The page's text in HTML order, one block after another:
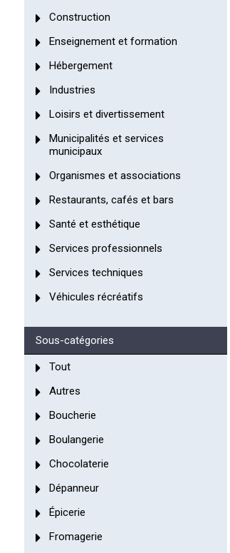
Construction
Enseignement et formation
Hébergement
Industries
Loisirs et divertissement
Municipalités et services
municipaux
Organismes et associations
Restaurants, cafés et bars
Santé et esthétique
Services professionnels
Services techniques
Véhicules récréatifs
Sous-catégories
Tout
Autres
Boucherie
Boulangerie
Chocolaterie
Dépanneur
Épicerie
Fromagerie